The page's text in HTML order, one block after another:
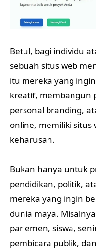
Betul, bagi individu
sebuah situs web
itu mereka yang
kreatif, membangun
personal branding,
online, memiliki situs
keharusan.
Bukan hanya untuk
pendidikan, politik,
mereka yang ingin
dunia maya.
parlemen, siswa,
pembicara publik,